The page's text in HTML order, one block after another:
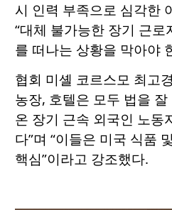
시 인력 부족으로 심각한
“대체 불가능한 장기 근로
를 떠나는 상황을 막아야
협회 미셸 코르스모 최고
농장, 호텔은 모두 법을
온 장기 근속 외국인 노동
다”며 “이들은 미국 식품
핵심”이라고 강조했다.